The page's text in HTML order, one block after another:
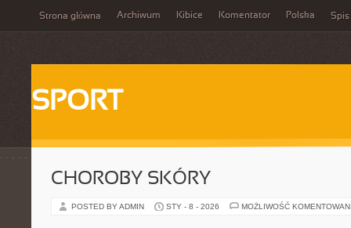
Strona główna Archiwum Kibice Komentator Polska Spis
SPORT
CHOROBY SKÓRY
POSTED BY ADMIN STY - 8 - 2026 MOŻLIWOŚĆ